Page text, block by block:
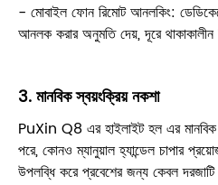
- মোবাইল ফোন রিমোট আনলকিং:
আনলক করার অনুমতি দেয়, দূরে থাকাকালীন
3. মানবিক স্বয়ংক্রিয় নকশা
PuXin Q8 এর হাইলাইট হল এর
পরে, কোনও ম্যানুয়াল হ্যান্ডেল চাপার
উপলব্ধি করে প্রবেশের জন্য কেবল দরজাটি